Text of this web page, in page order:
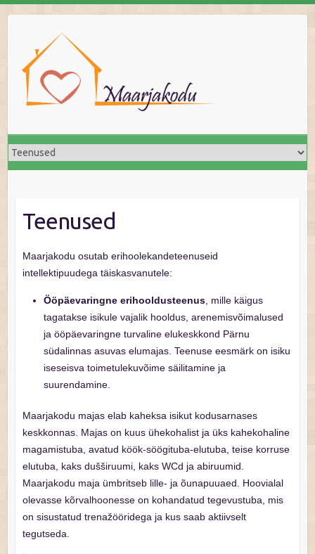
Teenused
Maarjakodu osutab erihoolekandeteenuseid
intellektipuudega täiskasvanutele:
Ööpäevaringne erihooldusteenus, mille käigus
tagatakse isikule vajalik hooldus, arenemisvõimalused
ja ööpäevaringne turvaline elukeskkond Pärnu
südalinnas asuvas elumajas. Teenuse eesmärk on isiku
iseseisva toimetulekuvõime säilitamine ja
suurendamine.
Maarjakodu majas elab kaheksa isikut kodusarnases
keskkonnas. Majas on kuus ühekohalist ja üks kahekohaline
magamistuba, avatud köök-söögituba-elutuba, teise korruse
elutuba, kaks dušširuumi, kaks WCd ja abiruumid.
Maarjakodu maja ümbritseb lille- ja õunapuuaed. Hoovialal
olevasse kõrvalhoonesse on kohandatud tegevustuba, mis
on sisustatud trenažööridega ja kus saab aktiivselt
tegutseda.